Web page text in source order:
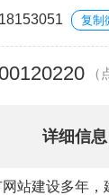
复制
详细信息
站建设多年